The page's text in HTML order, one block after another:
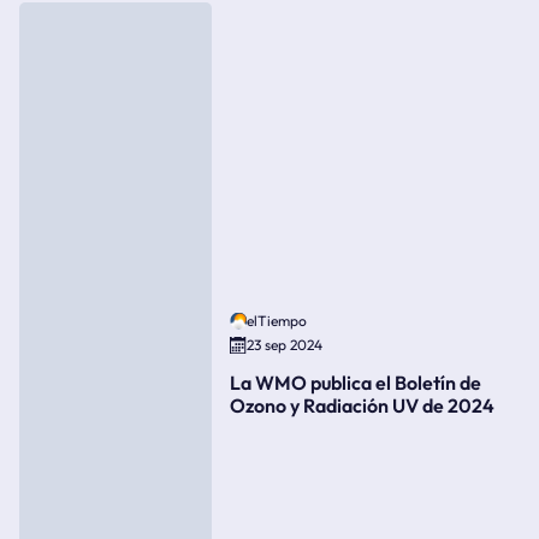
elTiempo
23 sep 2024
La WMO publica el Boletín de
Ozono y Radiación UV de 2024